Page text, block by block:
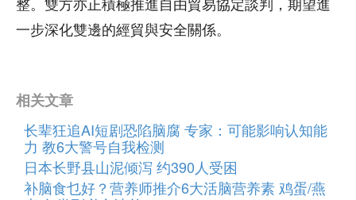
整。雙方亦正積極推進自由貿易協定談判，期望進
一步深化雙邊的經貿與安全關係。
相关文章
长辈狂追AI短剧恐陷脑腐 专家：可能影响认知能
力 教6大警号自我检测
日本长野县山泥倾泻 约390人受困
补脑食乜好？营养师推介6大活脑营养素 鸡蛋/燕